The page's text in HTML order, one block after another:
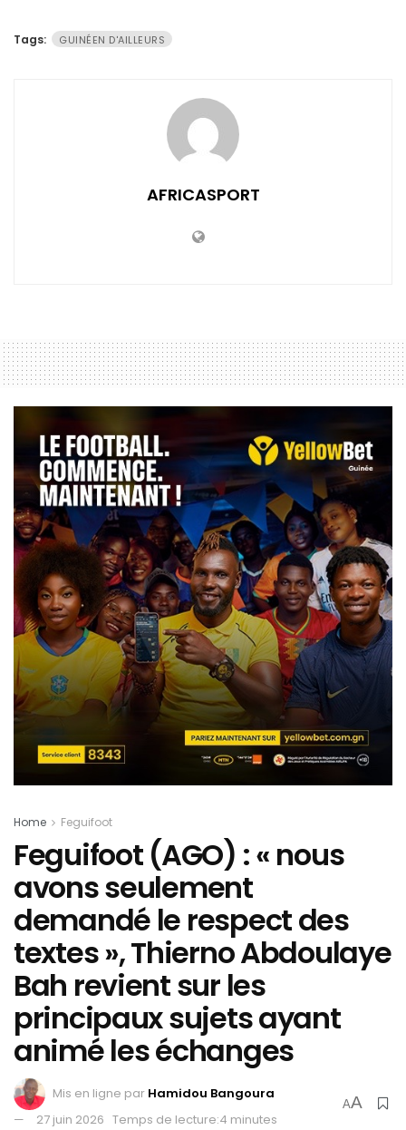
Tags: GUINÉEN D'AILLEURS
AFRICASPORT
Home Feguifoot
Feguifoot (AGO) : « nous
avons seulement
demandé le respect des
textes », Thierno Abdoulaye
Bah revient sur les
principaux sujets ayant
animé les échanges
Mis en ligne par Hamidou Bangoura
27 juin 2026 Temps de lecture:4 minutes
AA